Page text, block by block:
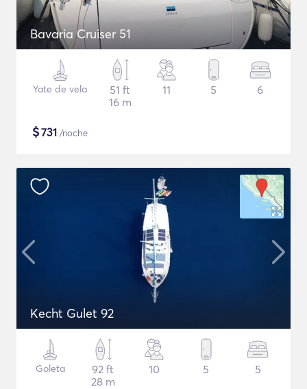
Bavaria Cruiser 51
Yate de vela
51 ft
16 m
11 5 6
$731 /noche
Kecht Gulet 92
Goleta
92 ft
28 m
10 5 5